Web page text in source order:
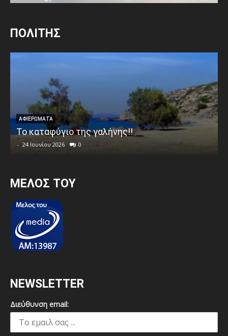
ΠΟΛΙΤΗΣ
ΑΦΙΕΡΩΜΑΤΑ
Το καταφύγιο της γαλήνης!!
- 24 Ιουνίου 2026 0
MEΛΟΣ ΤΟΥ
NEWSLETTER
Διεύθυνση email: